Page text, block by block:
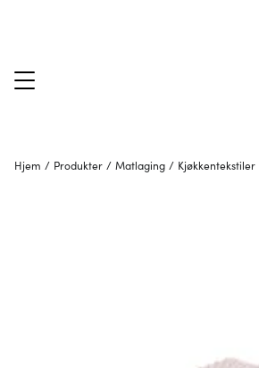
Hjem / Produkter / Matlaging / Kjøkkentekstiler